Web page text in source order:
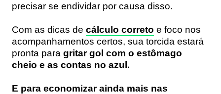
precisar se endividar por causa disso.
Com as dicas de cálculo correto e foco nos
acompanhamentos certos, sua torcida estará
pronta para gritar gol com o estômago
cheio e as contas no azul.
E para economizar ainda mais nas